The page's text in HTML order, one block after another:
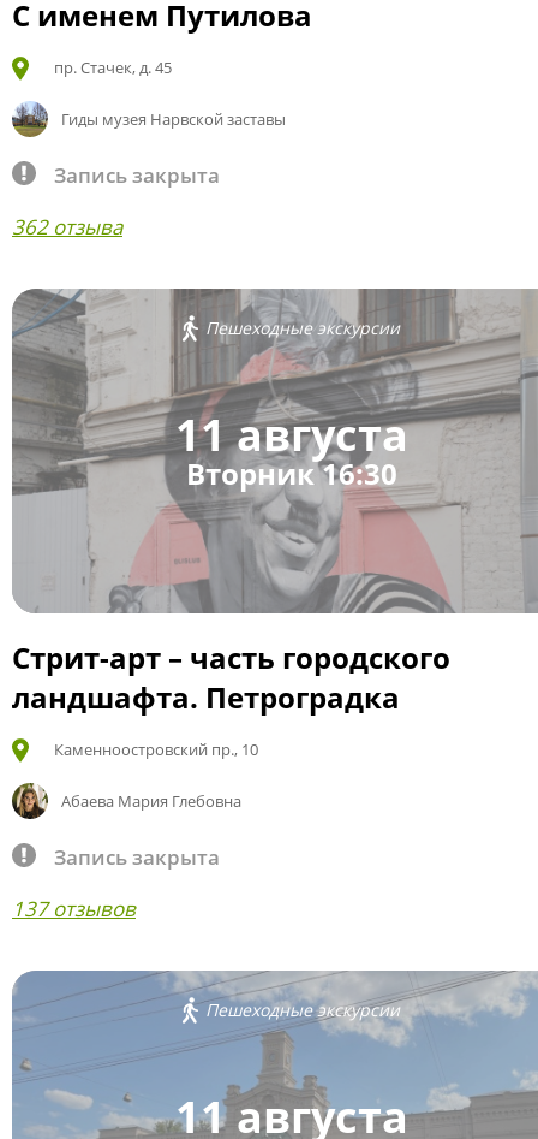
С именем Путилова
пр. Стачек, д. 45
Гиды музея Нарвской заставы
Запись закрыта
362 отзыва
Пешеходные экскурсии
11 августа
Вторник 16:30
Стрит-арт – часть городского
ландшафта. Петроградка
Каменноостровский пр., 10
Абаева Мария Глебовна
Запись закрыта
137 отзывов
Пешеходные экскурсии
11 августа